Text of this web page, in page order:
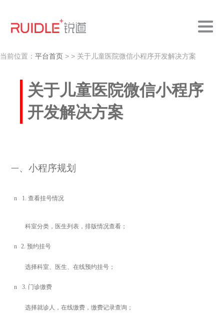
当前位置： 平台首页 > > 关于儿童医院微信小程序开发解决方案
关于儿童医院微信小程序
开发解决方案
一、小程序规划
n 1.查看挂号情况
科室分类，医生列表，排版情况查看；
n 2.预约挂号
选择科室、医生、在线预约挂号；
n 3. 门诊缴费
选择就诊人，在线缴费，缴费记录查询；